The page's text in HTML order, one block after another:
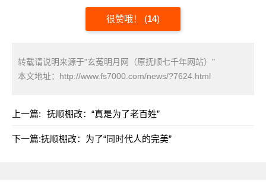
很赞哦！ (14)
转载请说明来源于"玄菟明月网（原抚顺七千年网站）"
本文地址： http://www.fs7000.com/news/?7624.html
上一篇: 抚顺棚改：“真是为了老百姓”
下一篇:抚顺棚改：为了“同时代人的完美”